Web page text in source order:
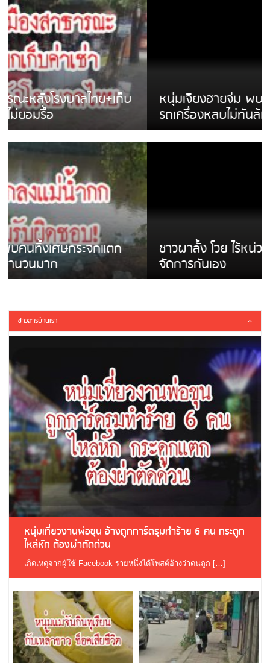
หนุ่มเจียงฮายจ่ม พบถังน้ำดื่มตกกลางถนน
รถเครื่องหลบไม่ทันล้มบาดเจ็บ
ชาวผาลั้ง โวย ไร้หน่วยงานดูแล ดินสไลด์ ต้อง
จัดการกันเอง
ข่าวสารบ้านเรา
หนุ่มเที่ยวงานพ่อขุน อ้างถูกการ์ดรุมทำร้าย 6 คน กระดูก
ไหล่หัก ต้องผ่าตัดด่วน
เกิดเหตุจากผู้ใช้ Facebook รายหนึ่งได้โพสต์อ้างว่าตนถูก […]